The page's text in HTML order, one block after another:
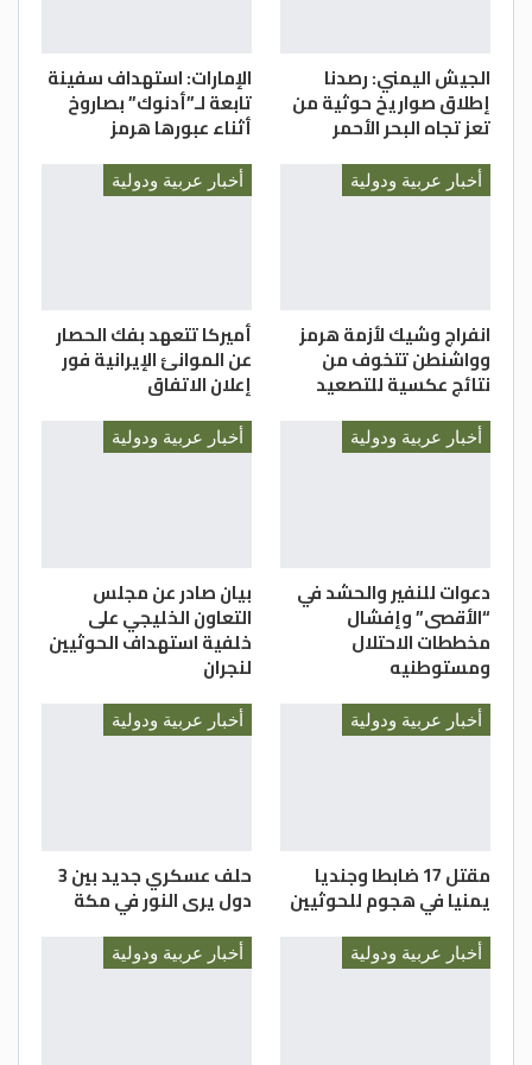
الجيش اليمني: رصدنا
إطلاق صواريخ حوثية من
تعز تجاه البحر الأحمر
الإمارات: استهداف سفينة
تابعة لـ”أدنوك” بصاروخ
أثناء عبورها هرمز
أخبار عربية ودولية
انفراج وشيك لأزمة هرمز
وواشنطن تتخوف من
نتائج عكسية للتصعيد
أخبار عربية ودولية
أميركا تتعهد بفك الحصار
عن الموانئ الإيرانية فور
إعلان الاتفاق
أخبار عربية ودولية
دعوات للنفير والحشد في
“الأقصى” وإفشال
مخططات الاحتلال
ومستوطنيه
أخبار عربية ودولية
بيان صادر عن مجلس
التعاون الخليجي على
خلفية استهداف الحوثيين
لنجران
أخبار عربية ودولية
مقتل 17 ضابطا وجنديا
يمنيا في هجوم للحوثيين
أخبار عربية ودولية
حلف عسكري جديد بين 3
دول يرى النور في مكة
أخبار عربية ودولية أخبار عربية ودولية